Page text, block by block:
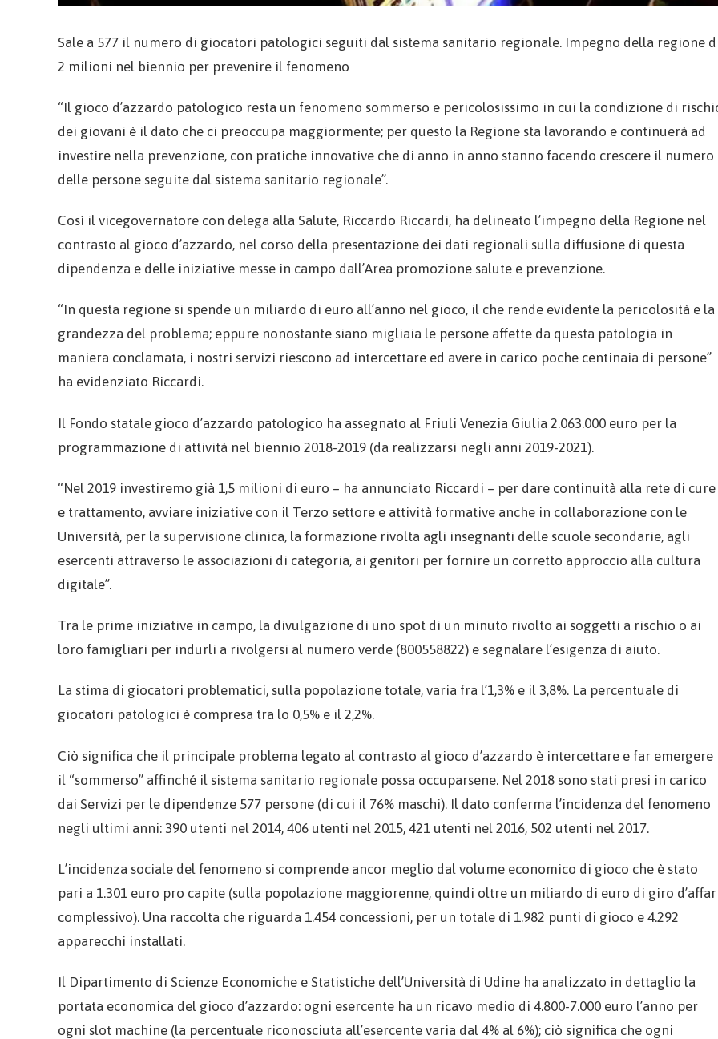
Sale a 577 il numero di giocatori patologici seguiti dal sistema sanitario regionale. Impegno della regione
2 milioni nel biennio per prevenire il fenomeno
“Il gioco d’azzardo patologico resta un fenomeno sommerso e pericolosissimo in cui la condizione di
dei giovani è il dato che ci preoccupa maggiormente; per questo la Regione sta lavorando e continuerà ad
investire nella prevenzione, con pratiche innovative che di anno in anno stanno facendo crescere il numero
delle persone seguite dal sistema sanitario regionale”.
Così il vicegovernatore con delega alla Salute, Riccardo Riccardi, ha delineato l’impegno della Regione nel
contrasto al gioco d’azzardo, nel corso della presentazione dei dati regionali sulla diffusione di questa
dipendenza e delle iniziative messe in campo dall’Area promozione salute e prevenzione.
“In questa regione si spende un miliardo di euro all’anno nel gioco, il che rende evidente la pericolosità e la
grandezza del problema; eppure nonostante siano migliaia le persone affette da questa patologia in
maniera conclamata, i nostri servizi riescono ad intercettare ed avere in carico poche centinaia di persone”
ha evidenziato Riccardi.
Il Fondo statale gioco d’azzardo patologico ha assegnato al Friuli Venezia Giulia 2.063.000 euro per la
programmazione di attività nel biennio 2018-2019 (da realizzarsi negli anni 2019-2021).
“Nel 2019 investiremo già 1,5 milioni di euro – ha annunciato Riccardi – per dare continuità alla rete di cure
e trattamento, avviare iniziative con il Terzo settore e attività formative anche in collaborazione con le
Università, per la supervisione clinica, la formazione rivolta agli insegnanti delle scuole secondarie, agli
esercenti attraverso le associazioni di categoria, ai genitori per fornire un corretto approccio alla cultura
digitale”.
Tra le prime iniziative in campo, la divulgazione di uno spot di un minuto rivolto ai soggetti a rischio o ai
loro famigliari per indurli a rivolgersi al numero verde (800558822) e segnalare l’esigenza di aiuto.
La stima di giocatori problematici, sulla popolazione totale, varia fra l’1,3% e il 3,8%. La percentuale di
giocatori patologici è compresa tra lo 0,5% e il 2,2%.
Ciò significa che il principale problema legato al contrasto al gioco d’azzardo è intercettare e far emergere
il “sommerso” affinché il sistema sanitario regionale possa occuparsene. Nel 2018 sono stati presi in carico
dai Servizi per le dipendenze 577 persone (di cui il 76% maschi). Il dato conferma l’incidenza del fenomeno
negli ultimi anni: 390 utenti nel 2014, 406 utenti nel 2015, 421 utenti nel 2016, 502 utenti nel 2017.
L’incidenza sociale del fenomeno si comprende ancor meglio dal volume economico di gioco che è stato
pari a 1.301 euro pro capite (sulla popolazione maggiorenne, quindi oltre un miliardo di euro di giro
complessivo). Una raccolta che riguarda 1.454 concessioni, per un totale di 1.982 punti di gioco e 4.292
apparecchi installati.
Il Dipartimento di Scienze Economiche e Statistiche dell’Università di Udine ha analizzato in dettaglio la
portata economica del gioco d’azzardo: ogni esercente ha un ricavo medio di 4.800-7.000 euro l’anno per
ogni slot machine (la percentuale riconosciuta all’esercente varia dal 4% al 6%); ciò significa che ogni